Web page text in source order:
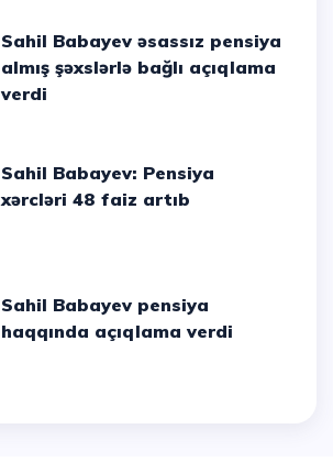
Sahil Babayev əsassız pensiya
almış şəxslərlə bağlı açıqlama
verdi
Sahil Babayev: Pensiya
xərcləri 48 faiz artıb
Sahil Babayev pensiya
haqqında açıqlama verdi